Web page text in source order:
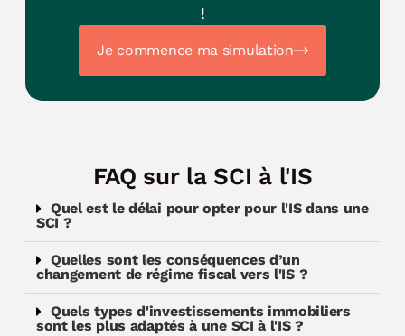
!
Je commence ma simulation
FAQ sur la SCI à l'IS
Quel est le délai pour opter pour l'IS dans une
SCI ?
Quelles sont les conséquences d’un
changement de régime fiscal vers l'IS ?
Quels types d'investissements immobiliers
sont les plus adaptés à une SCI à l'IS ?